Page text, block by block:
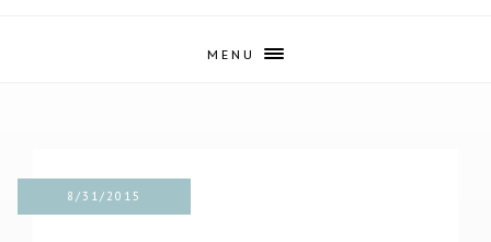
MENU
8/31/2015